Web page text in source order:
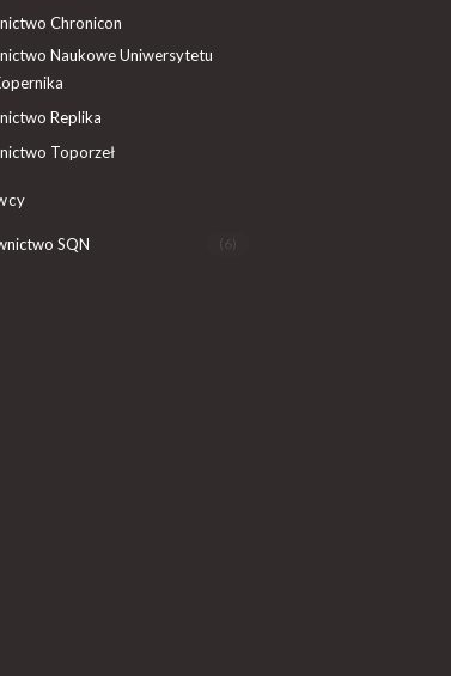
Chronicon
Naukowe Uniwersytetu
Replika
Toporzeł
SQN (6)